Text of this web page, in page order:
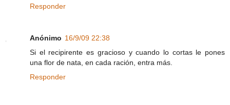
Responder
Anónimo 16/9/09 22:38
Si el recipirente es gracioso y cuando lo cortas le pones
una flor de nata, en cada ración, entra más.
Responder